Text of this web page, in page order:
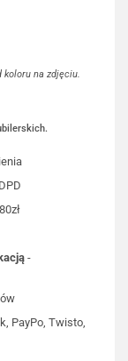
koloru na zdjęciu.
-
PayPo, Twisto,